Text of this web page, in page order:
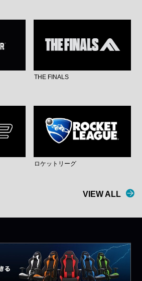
THE FINALS
ロケットリーグ
VIEW ALL